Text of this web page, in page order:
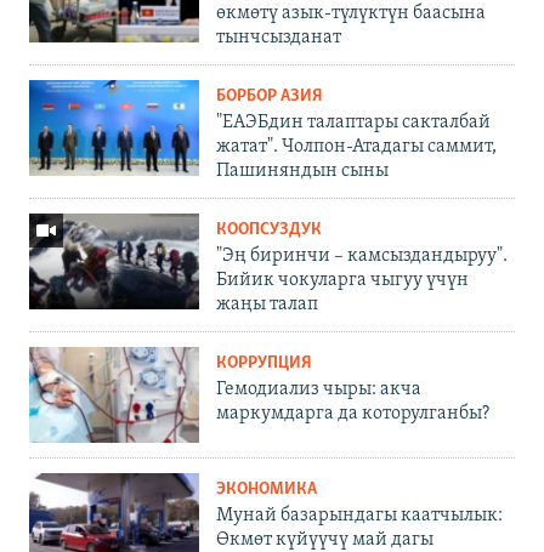
өкмөтү азык-түлүктүн баасына
тынчсызданат
БОРБОР АЗИЯ
"ЕАЭБдин талаптары сакталбай
жатат". Чолпон-Атадагы саммит,
Пашиняндын сыны
КООПСУЗДУК
"Эң биринчи – камсыздандыруу".
Бийик чокуларга чыгуу үчүн
жаңы талап
КОРРУПЦИЯ
Гемодиализ чыры: акча
маркумдарга да которулганбы?
ЭКОНОМИКА
Мунай базарындагы каатчылык:
Өкмөт күйүүчү май дагы